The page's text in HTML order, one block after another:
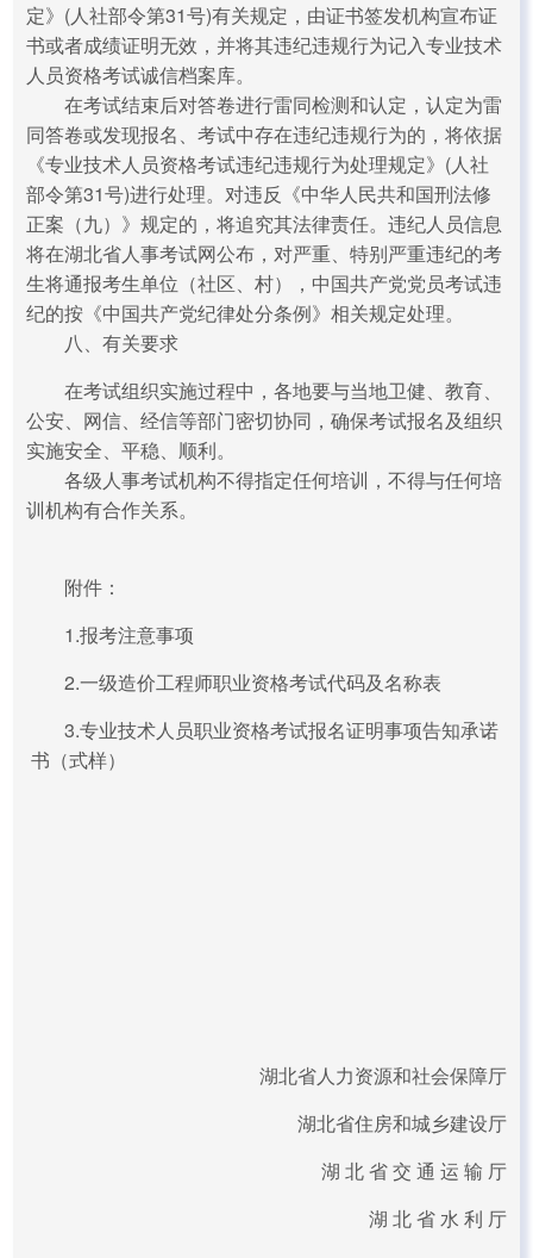
定》(人社部令第31号)有关规定，由证书签发机构宣布证
书或者成绩证明无效，并将其违纪违规行为记入专业技术
人员资格考试诚信档案库。
在考试结束后对答卷进行雷同检测和认定，认定为雷
同答卷或发现报名、考试中存在违纪违规行为的，将依据
《专业技术人员资格考试违纪违规行为处理规定》(人社
部令第31号)进行处理。对违反《中华人民共和国刑法修
正案（九）》规定的，将追究其法律责任。违纪人员信息
将在湖北省人事考试网公布，对严重、特别严重违纪的考
生将通报考生单位（社区、村），中国共产党党员考试违
纪的按《中国共产党纪律处分条例》相关规定处理。
八、有关要求
在考试组织实施过程中，各地要与当地卫健、教育、
公安、网信、经信等部门密切协同，确保考试报名及组织
实施安全、平稳、顺利。
各级人事考试机构不得指定任何培训，不得与任何培
训机构有合作关系。
附件：
1.报考注意事项
2.一级造价工程师职业资格考试代码及名称表
3.专业技术人员职业资格考试报名证明事项告知承诺
书（式样）
湖北省人力资源和社会保障厅
湖北省住房和城乡建设厅
湖 北 省 交 通 运 输 厅
湖 北 省 水 利 厅